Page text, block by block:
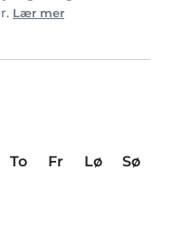
Lær mer
To Fr Lø
Sø